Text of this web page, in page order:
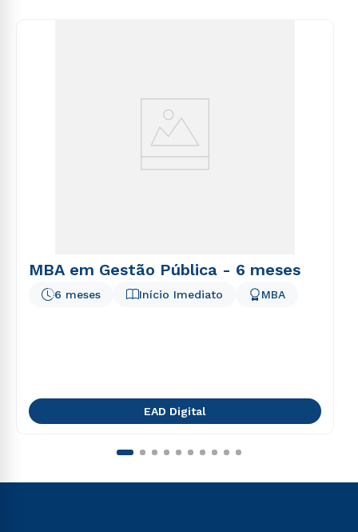
MBA em Gestão Pública - 6 meses
Início Imediato
6 meses MBA
EAD Digital